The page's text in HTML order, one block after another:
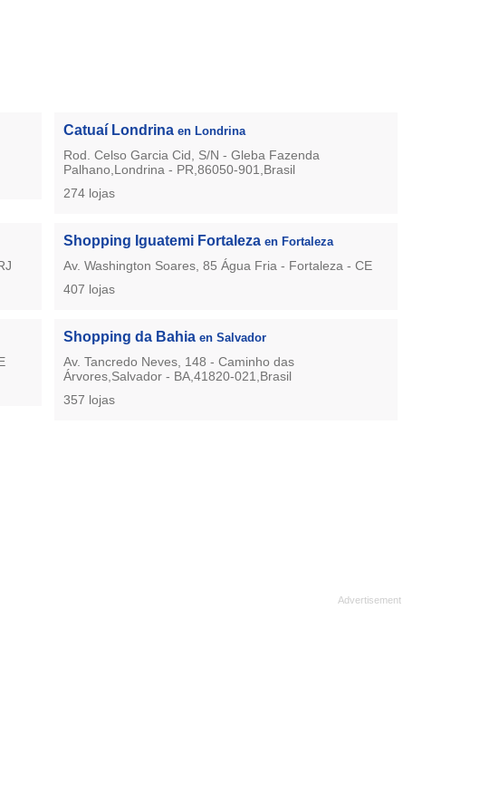
Catuaí Londrina en Londrina
Rod. Celso Garcia Cid, S/N - Gleba Fazenda
Palhano,Londrina - PR,86050-901,Brasil
274 lojas
Shopping Iguatemi Fortaleza en Fortaleza
Av. Washington Soares, 85 Água Fria - Fortaleza - CE
407 lojas
Shopping da Bahia en Salvador
Av. Tancredo Neves, 148 - Caminho das
Árvores,Salvador - BA,41820-021,Brasil
357 lojas